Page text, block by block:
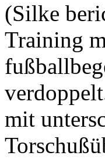
(Silke
Training
mit